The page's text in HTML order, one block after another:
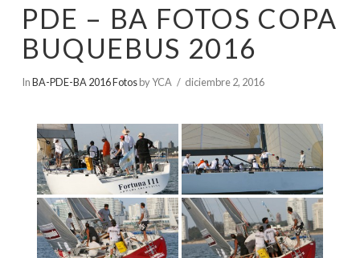
PDE – BA FOTOS COPA
BUQUEBUS 2016
InBA-PDE-BA 2016 Fotosby YCA diciembre 2, 2016